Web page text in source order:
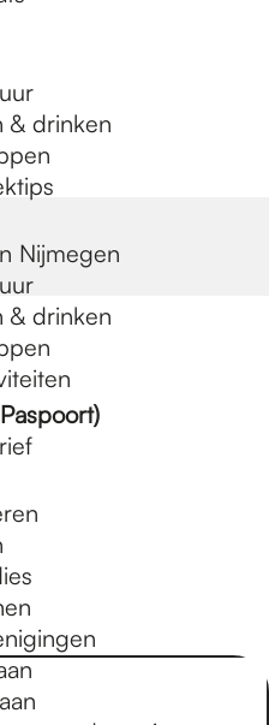
& drinken
Nijmegen
& drinken